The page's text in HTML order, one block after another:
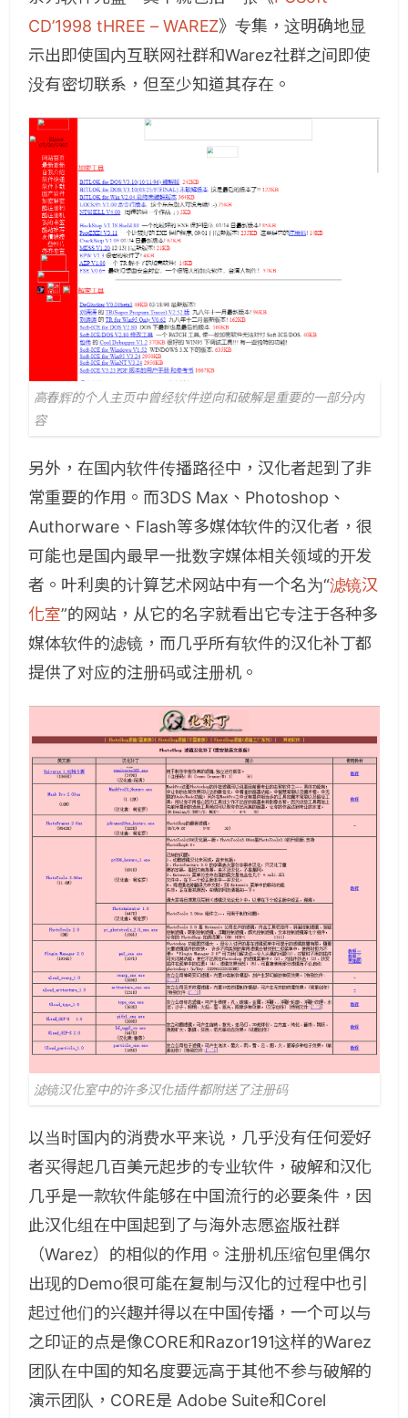
CD’1998 tHREE – WAREZ》专集，这明确地显
示出即使国内互联网社群和Warez社群之间即使
没有密切联系，但至少知道其存在。
高春辉的个人主页中曾经软件逆向和破解是重要的一部分内
容
另外，在国内软件传播路径中，汉化者起到了非
常重要的作用。而3DS Max、Photoshop、
Authorware、Flash等多媒体软件的汉化者，很
可能也是国内最早一批数字媒体相关领域的开发
者。叶利奥的计算艺术网站中有一个名为“滤镜汉
化室”的网站，从它的名字就看出它专注于各种多
媒体软件的滤镜，而几乎所有软件的汉化补丁都
提供了对应的注册码或注册机。
滤镜汉化室中的许多汉化插件都附送了注册码
以当时国内的消费水平来说，几乎没有任何爱好
者买得起几百美元起步的专业软件，破解和汉化
几乎是一款软件能够在中国流行的必要条件，因
此汉化组在中国起到了与海外志愿盗版社群
（Warez）的相似的作用。注册机压缩包里偶尔
出现的Demo很可能在复制与汉化的过程中也引
起过他们的兴趣并得以在中国传播，一个可以与
之印证的点是像CORE和Razor191这样的Warez
团队在中国的知名度要远高于其他不参与破解的
演示团队，CORE是 Adobe Suite和Corel